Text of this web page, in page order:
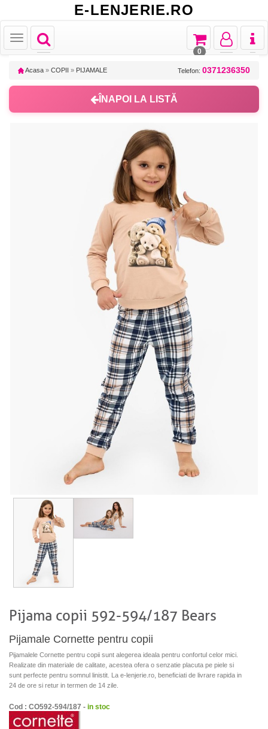
E-LENJERIE.RO
Toggle
navigation
Toggle
Toggle
navigation
Toggle
navigation
Toggle
navigation
0
Acasa » COPII » PIJAMALE Telefon: 0371236350
ÎNAPOI LA LISTĂ
Pijama copii 592-594/187 Bears
Pijamale Cornette pentru copii
Pijamalele Cornette pentru copii sunt alegerea ideala pentru confortul celor mici.
Realizate din materiale de calitate, acestea ofera o senzatie placuta pe piele si
sunt perfecte pentru somnul linistit. La e-lenjerie.ro, beneficiati de livrare rapida in
24 de ore si retur in termen de 14 zile.
Cod : CO592-594/187 - in stoc